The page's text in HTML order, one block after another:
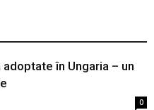
în Ungaria – un
0